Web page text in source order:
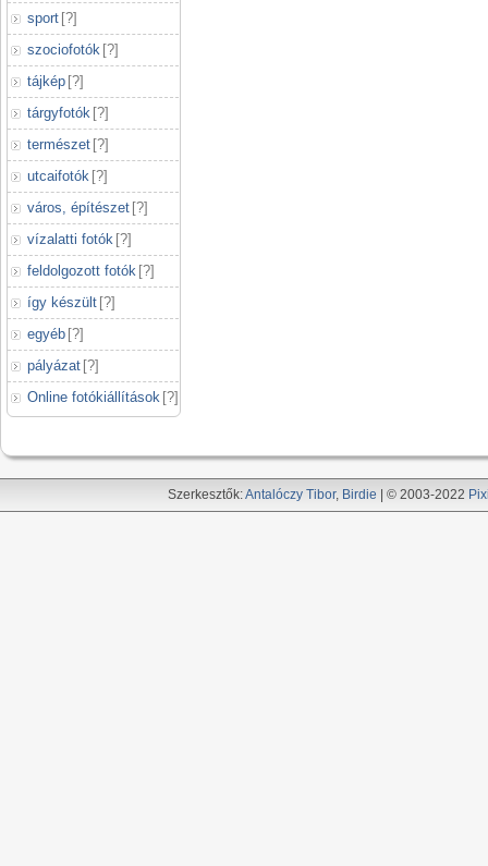
sport [?]
szociofotók [?]
tájkép [?]
tárgyfotók [?]
természet [?]
utcaifotók [?]
város, építészet [?]
vízalatti fotók [?]
feldolgozott fotók [?]
így készült [?]
egyéb [?]
pályázat [?]
Online fotókiállítások [?]
Szerkesztők:Antalóczy Tibor, Birdie | © 2003-2022